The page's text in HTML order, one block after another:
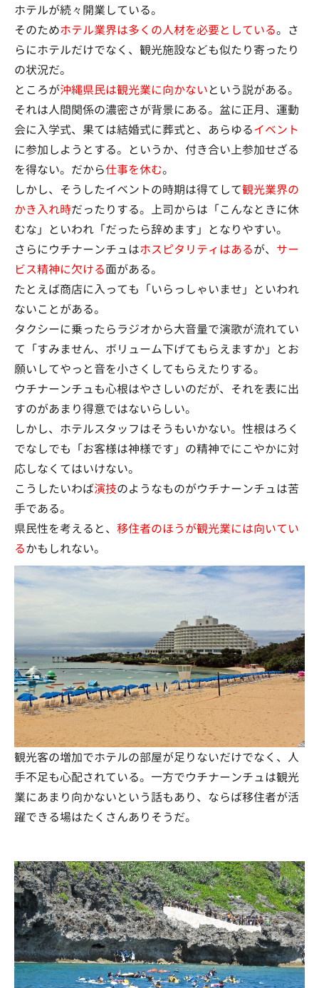
ホテルが続々開業している。
そのためホテル業界は多くの人材を必要としている。さ
らにホテルだけでなく、観光施設なども似たり寄ったり
の状況だ。
ところが沖縄県民は観光業に向かないという説がある。
それは人間関係の濃密さが背景にある。盆に正月、運動
会に入学式、果ては結婚式に葬式と、あらゆるイベント
に参加しようとする。というか、付き合い上参加せざる
を得ない。だから仕事を休む。
しかし、そうしたイベントの時期は得てして観光業界の
かき入れ時だったりする。上司からは「こんなときに休
むな」といわれ「だったら辞めます」となりやすい。
さらにウチナーンチュはホスピタリティはあるが、 サー
ビス精神に欠ける面がある。
たとえば商店に入っても「いらっしゃいませ」といわれ
ないことがある。
タクシーに乗ったらラジオから大音量で演歌が流れてい
て「すみません、ボリューム下げてもらえますか」とお
願いしてやっと音を小さくしてもらえたりする。
ウチナーンチュも心根はやさしいのだが、それを表に出
すのがあまり得意ではないらしい。
しかし、ホテルスタッフはそうもいかない。性根はろく
でなしでも「お客様は神様です」の精神でにこやかに対
応しなくてはいけない。
こうしたいわば演技のようなものがウチナーンチュは苦
手である。
県民性を考えると、 移住者のほうが観光業には向いてい
るかもしれない。
観光客の増加でホテルの部屋が足りないだけでなく、人
手不足も心配されている。一方でウチナーンチュは観光
業にあまり向かないという話もあり、ならば移住者が活
躍できる場はたくさんありそうだ。